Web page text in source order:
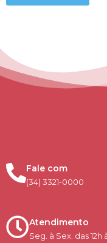
Fale com
(34) 3321-0000
Atendimento
Seg. à Sex. das 12h